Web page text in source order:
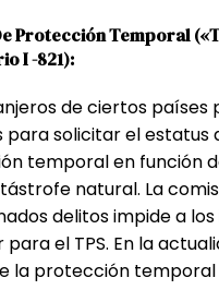
Protección Temporal
I -821):
de ciertos países
para solicitar el estatus
temporal en función
natural. La
delitos impide a los
el TPS. En la
la protección temporal